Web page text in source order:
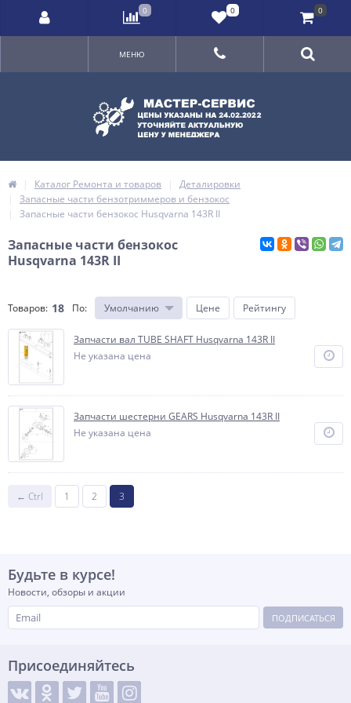
МЕНЮ
Каталог Ремонта и товаров
Деталировки
Запасные части бензотриммеров и бензокос
Запасные части бензокос Husqvarna 143R II
Запасные части бензокос
Husqvarna 143R II
Товаров: 18 По: Умолчанию Цене Рейтингу
Запчасти вал TUBE SHAFT Husqvarna 143R II
Не указана цена
Запчасти шестерни GEARS Husqvarna 143R II
Не указана цена
← Ctrl 1 2 3
Будьте в курсе!
Новости, обзоры и акции
ПОДПИСАТЬСЯ
Присоединяйтесь
0 0 0